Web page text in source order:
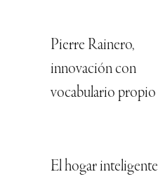
Pierre Rainero,
innovación con
vocabulario propio
El hogar inteligente